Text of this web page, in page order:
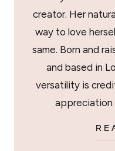
creator. Her
way to love
same. Born and
and based in
versatility is
appreciation